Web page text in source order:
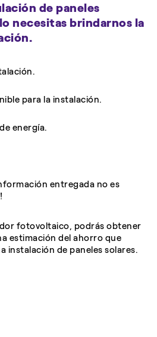
de paneles
necesitas brindarnos la
para la instalación.
energía.
entregada no es
fotovoltaico, podrás obtener
estimación del ahorro que
instalación de paneles solares.